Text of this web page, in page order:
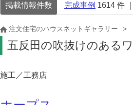
掲載情報件数 完成事例 1614 件 ｜
注文住宅のハウスネットギャラリー
五反田の吹抜けのある
施工／工務店